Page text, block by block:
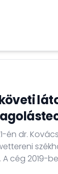
én dr.
cég 2019-